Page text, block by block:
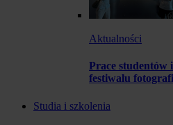
Aktualności
Prace studentów
festiwalu
Studia i szkolenia